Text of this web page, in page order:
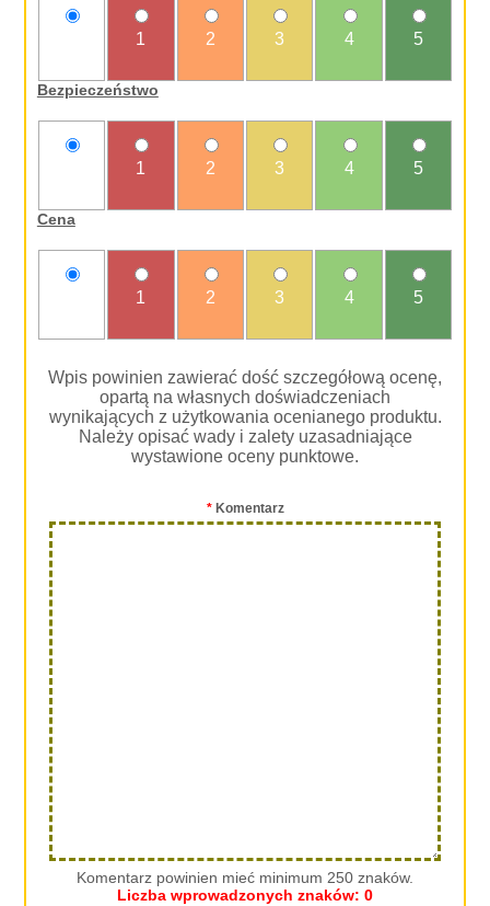
1 2 3 4 5
Bezpieczeństwo
1 2 3 4 5
Cena
1 2 3 4 5
Wpis powinien zawierać dość szczegółową ocenę,
opartą na własnych doświadczeniach
wynikających z użytkowania ocenianego produktu.
Należy opisać wady i zalety uzasadniające
wystawione oceny punktowe.
*Komentarz
Komentarz powinien mieć minimum 250 znaków.
Liczba wprowadzonych znaków: 0